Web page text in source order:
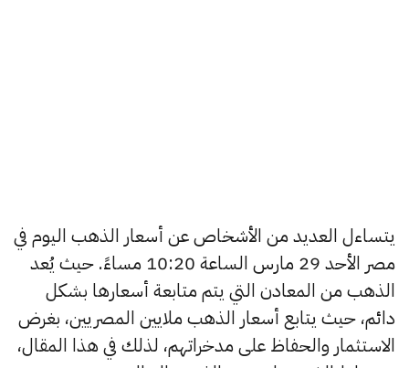
يتساءل العديد من الأشخاص عن أسعار الذهب اليوم في
مصر الأحد 29 مارس الساعة 10:20 مساءً. حيث يُعد
الذهب من المعادن التي يتم متابعة أسعارها بشكل
دائم، حيث يتابع أسعار الذهب ملايين المصريين، بغرض
الاستثمار والحفاظ على مدخراتهم، لذلك في هذا المقال،